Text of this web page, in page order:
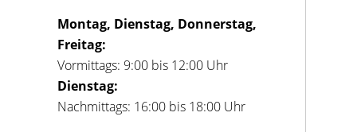
Montag, Dienstag, Donnerstag,
Freitag:
Vormittags: 9:00 bis 12:00 Uhr
Dienstag:
Nachmittags: 16:00 bis 18:00 Uhr